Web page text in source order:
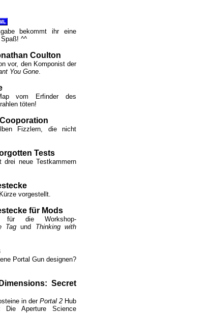
bekommt ihr eine
^^
Coulton
vor, den Komponist der
You Gone.
vom Erfinder des
töten!
Fizzlern, die nicht
Tests
neue Testkammern
vorgestellt.
für Mods
für die Workshop-
Tag und Thinking with
Portal Gun designen?
Secret
in der Portal 2 Hub
Die Aperture Science